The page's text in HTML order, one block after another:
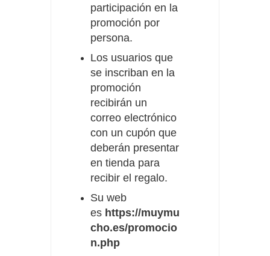
participación en la
promoción por
persona.
Los usuarios que
se inscriban en la
promoción
recibirán un
correo electrónico
con un cupón que
deberán presentar
en tienda para
recibir el regalo.
Su web
es https://muymu
cho.es/promocio
n.php